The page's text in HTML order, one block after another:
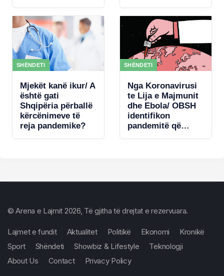
trurit
SHËNDETI
Mjekët kanë ikur/ A
është gati
Shqipëria përballë
kërcënimeve të
reja pandemike?
SHËNDETI
Nga Koronavirusi
te Lija e Majmunit
dhe Ebola/ OBSH
identifikon
pandemitë që
© Arena e Lajmit 2026, Të gjitha të drejtat e rezervuara.
Lajmet e fundit Aktualitet Politikë Ekonomi
Kronikë
Sport
Shëndeti Showbiz & Lifestyle
Teknologji
About Us
Contact Privacy Policy